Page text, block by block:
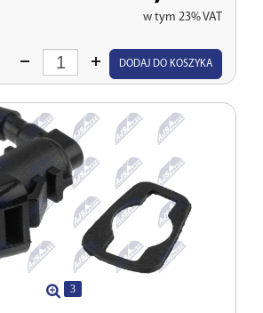
w tym 23% VAT
Wprowadź
DODAJ DO KOSZYKA
3